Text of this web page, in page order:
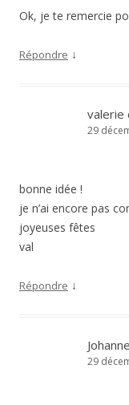
Ok, je te remercie
Répondre ↓
valerie
29
bonne idée !
je n’ai encore pas
joyeuses fêtes
val
Répondre ↓
29